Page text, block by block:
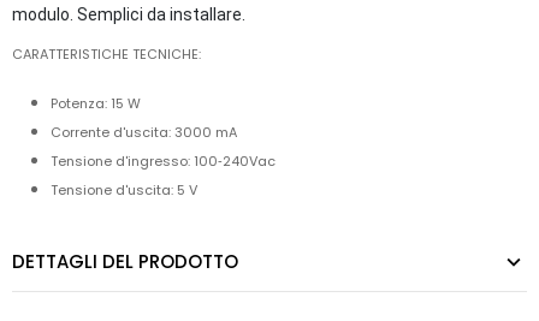
modulo. Semplici da installare.
CARATTERISTICHE TECNICHE:
Potenza: 15 W
Corrente d'uscita: 3000 mA
Tensione d'ingresso: 100‑240Vac
Tensione d'uscita: 5 V
DETTAGLI DEL PRODOTTO